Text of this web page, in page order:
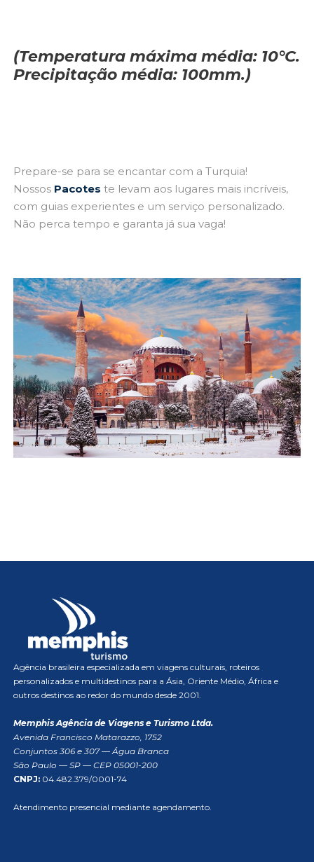
(Temperatura máxima média: 10°C.
Precipitação média: 100mm.)
Prepare-se para se encantar com a Turquia!
Nossos Pacotes te levam aos lugares mais incríveis,
com guias experientes e um serviço personalizado.
Não perca tempo e garanta já sua vaga!
Agência brasileira especializada em viagens culturais, roteiros
personalizados e multidestinos para a Ásia, Oriente Médio, África e
outros destinos ao redor do mundo desde 2001.
Memphis Agência de Viagens e Turismo Ltda.
Avenida Francisco Matarazzo, 1752
Conjuntos 306 e 307 — Água Branca
São Paulo — SP — CEP 05001-200
CNPJ: 04.482.379/0001-74
Atendimento presencial mediante agendamento.